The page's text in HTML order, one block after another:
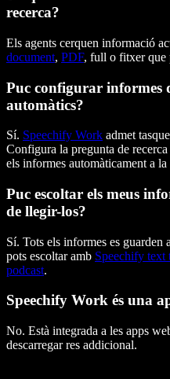
recerca?
Els agents cerquen informació
document, PDF, full o fitxer que
Puc configurar informes
automàtics?
Sí. Speechify Work admet
Configura la pregunta de
els informes automàticament a
Puc escoltar els meus
de llegir-los?
Sí. Tots els informes es
pots escoltar amb Speechify text
podcast.
Speechify Work és una
No. Està integrada a les apps
descarregar res addicional.